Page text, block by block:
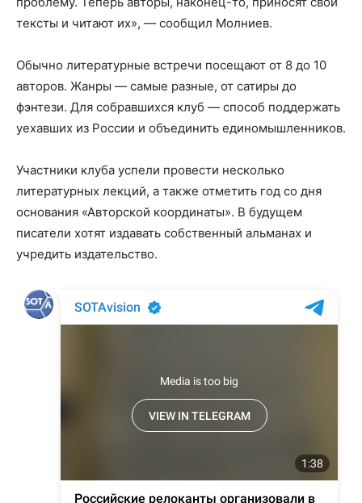
тексты и читают их», — сообщил Молниев.
Обычно литературные встречи посещают от 8 до 10
авторов. Жанры — самые разные, от сатиры до
фэнтези. Для собравшихся клуб — способ поддержать
уехавших из России и объединить единомышленников.
Участники клуба успели провести несколько
литературных лекций, а также отметить год со дня
основания «Авторской координаты». В будущем
писатели хотят издавать собственный альманах и
учредить издательство.